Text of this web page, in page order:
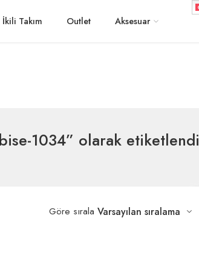
İkili Takım Outlet Aksesuar
1034” olarak etiketlendi
Göre sırala Varsayılan sıralama